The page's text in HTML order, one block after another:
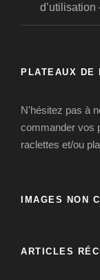
PLATEAUX DE
N'hésitez pas à
commander vos
raclettes et/ou
IMAGES NON
ARTICLES